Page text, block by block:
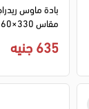
P026
635 جنيه